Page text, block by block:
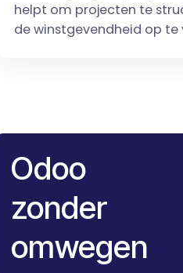
helpt om projecten te
de winstgevendheid op te
Odoo
zonder
omwegen